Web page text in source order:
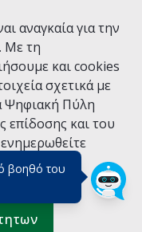
βοηθό του
αναγκαία για την
Με τη
και cookies
σχετικά με
Ψηφιακή Πύλη
επίδοσης και του